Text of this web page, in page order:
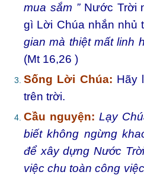
mua sắm ”Nước Trời
gì Lời Chúa nhắn nhủ
gian mà thiệt mất linh
(Mt 16,26 )
Sống Lời Chúa: Hãy
trên trời.
Cầu nguyện: Lạy
biết không ngừng
để xây dựng Nước
việc chu toàn công